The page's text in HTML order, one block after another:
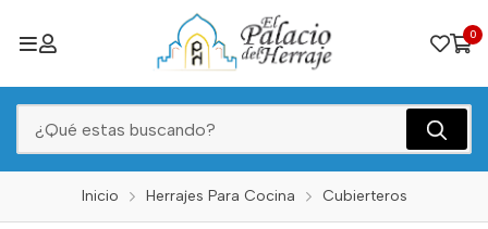
0
Inicio Herrajes Para Cocina Cubierteros